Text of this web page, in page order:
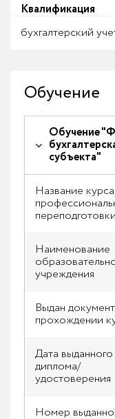
Квалификация
бухгалтерский
Обучение
Обучение
субъекта"
Название курса
переподготовки
Наименование
учреждения
Выдан
прохождении
Дата выданного
диплома/
удостоверения
Номер